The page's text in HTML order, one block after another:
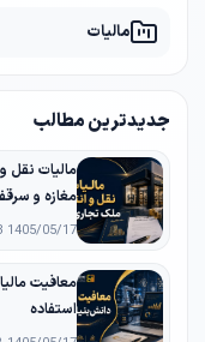
مالیات
جدیدترین مطالب
مغازه و
1405/05/17 16:03
استفاده